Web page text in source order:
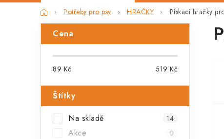
DomůPotřeby pro psy HRAČKY Pískací hračky
o
t
r
Cena
89 Kč 519 Kč
Štítky
Na skladě
14
Akce 0